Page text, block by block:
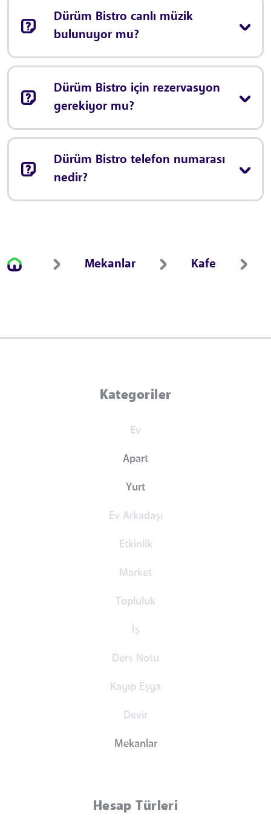
Dürüm Bistro canlı müzik
bulunuyor mu?
Dürüm Bistro için rezervasyon
gerekiyor mu?
Dürüm Bistro telefon numarası
nedir?
Mekanlar Kafe
Kategoriler
Ev
Apart
Yurt
Ev Arkadaşı
Etkinlik
Market
Topluluk
İş
Ders Notu
Kayıp Eşya
Devir
Mekanlar
Hesap Türleri